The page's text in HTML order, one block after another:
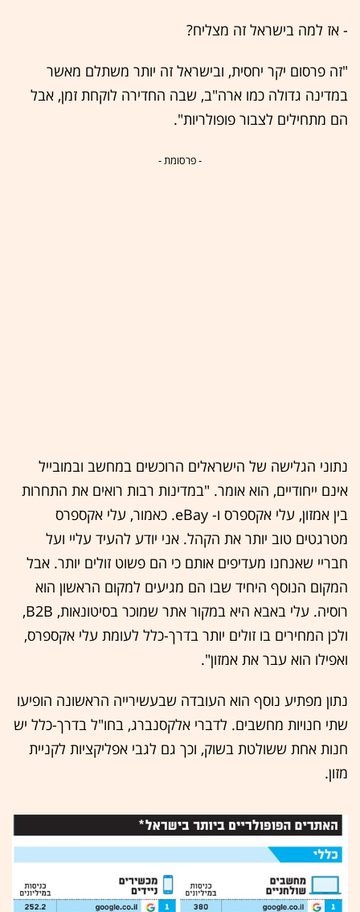
- אז למה בישראל זה מצליח?
"זה פרסום יקר יחסית, ובישראל זה יותר משתלם מאשר
במדינה גדולה כמו ארה"ב, שבה החדירה לוקחת זמן, אבל
הם מתחילים לצבור פופולריות".
- פרסומת -
נתוני הגלישה של הישראלים הרוכשים במחשב ובמובייל
אינם ייחודיים, הוא אומר. "במדינות רבות רואים את התחרות
בין אמזון, עלי אקספרס ו- eBay. כאמור, עלי אקספרס
מטרגטים טוב יותר את הקהל. אני יודע להעיד עליי ועל
חבריי שאנחנו מעדיפים אותם כי הם פשוט זולים יותר. אבל
המקום הנוסף היחיד שבו הם מגיעים למקום הראשון הוא
רוסיה. עלי באבא היא במקור אתר שמוכר בסיטונאות, B2B,
ולכן המחירים בו זולים יותר בדרך-כלל לעומת עלי אקספרס,
ואפילו הוא עבר את אמזון".
נתון מפתיע נוסף הוא העובדה שבעשירייה הראשונה הופיעו
שתי חנויות מחשבים. לדברי אלקסנברג, בחו"ל בדרך-כלל יש
חנות אחת ששולטת בשוק, וכך גם לגבי אפליקציות לקניית
מזון.